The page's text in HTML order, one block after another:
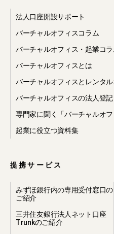
法人口座開設サポート
バーチャルオフィスコラム
バーチャルオフィス・起業コラ
バーチャルオフィスとは
バーチャルオフィスとレンタ
バーチャルオフィスの法人登記
専門家に聞く「バーチャルオフ
起業に役立つ資料集
提携サービス
みずほ銀行内の専用受付窓口の
ご紹介
三井住友銀行法人ネット口座
Trunkのご紹介